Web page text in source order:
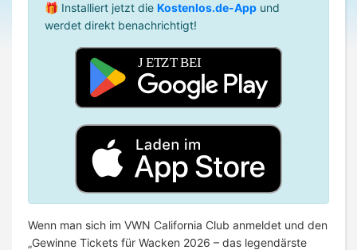
🎁 Installiert jetzt die Kostenlos.de-App und
werdet direkt benachrichtigt!
Wenn man sich im VWN California Club anmeldet und den
„Gewinne Tickets für Wacken 2026 – das legendärste